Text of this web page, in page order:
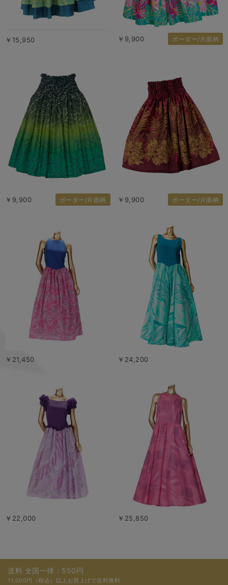
￥15,950 ￥9,900 ボーダー/片面柄
￥9,900 ボーダー/片面柄 ￥9,900 ボーダー/片面柄
￥21,450 ￥24,200
￥22,000 ￥25,850
送料 全国一律：550円
11,000円（税込）以上お買上げで送料無料